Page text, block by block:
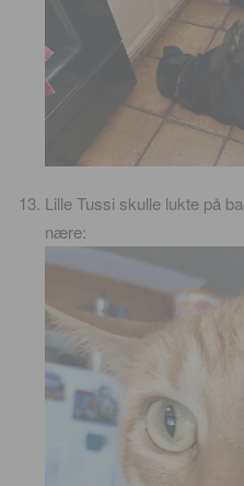
Lille Tussi skulle lukte på
nære: